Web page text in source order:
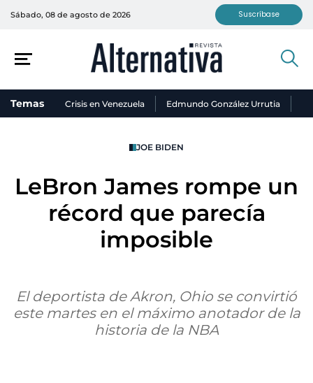
Sábado, 08 de agosto de 2026 Suscríbase
Temas Crisis en Venezuela Edmundo González Urrutia
JOE BIDEN
LeBron James rompe un
récord que parecía
imposible
El deportista de Akron, Ohio se convirtió
este martes en el máximo anotador de la
historia de la NBA